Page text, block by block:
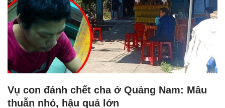
Vụ con đánh chết cha ở Quảng Nam: Mâu
thuẫn nhỏ, hậu quả lớn